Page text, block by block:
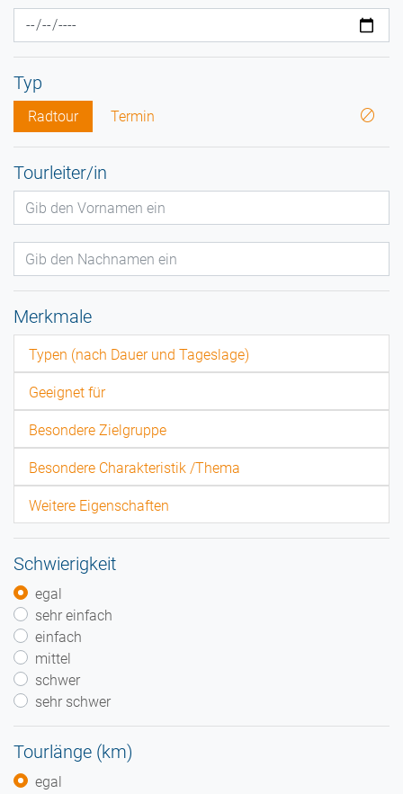
Typ
Radtour Termin
Tourleiter/in
Merkmale
Typen (nach Dauer und Tageslage)
Geeignet für
Besondere Zielgruppe
Besondere Charakteristik /Thema
Weitere Eigenschaften
Schwierigkeit
egal
sehr einfach
einfach
mittel
schwer
sehr schwer
Tourlänge (km)
egal